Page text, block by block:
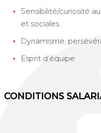
Sensibilité/curiosité
et sociales.
Dynamisme,
Esprit d’équipe
CONDITIONS